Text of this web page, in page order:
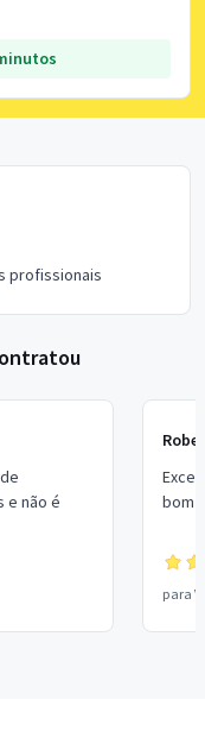
profissionais
e não é
bom
para